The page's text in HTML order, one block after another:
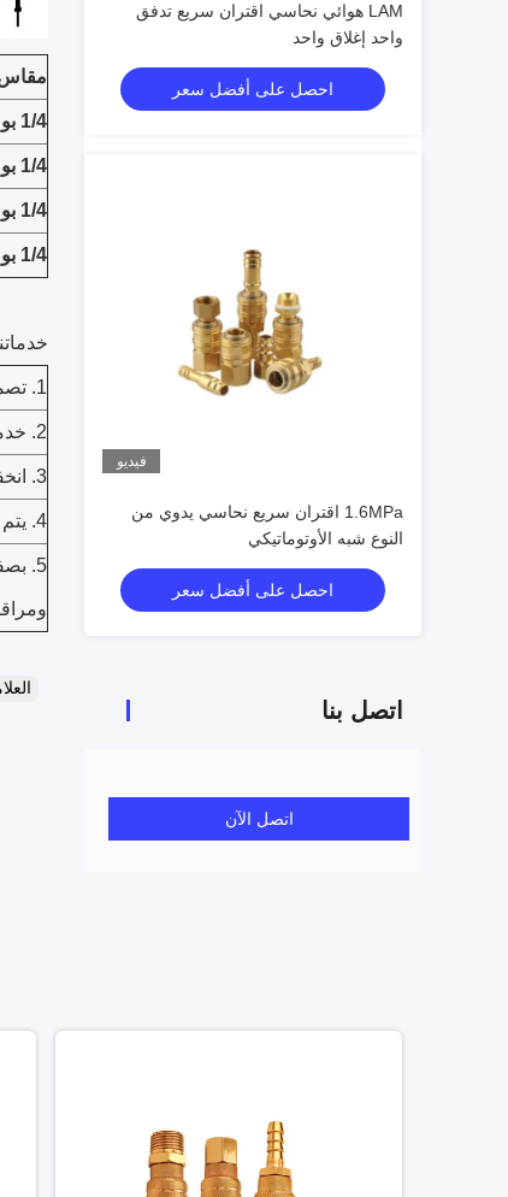
LAM هوائي نحاسي اقتران سريع تدفق
واحد إغلاق واحد
احصل على أفضل سعر
فيديو
1.6MPa اقتران سريع نحاسي يدوي من
النوع شبه الأوتوماتيكي
احصل على أفضل سعر
اتصل بنا
اتصل الآن
1/4 بوصة
1/4 بوصة
1/4 بوصة
1/4 بوصة
1. تصميم حسب الطلب ، OEM متاح.
2. خدمة ما بعد البيع المهنية في الوقت المناسب.
3. انخفاض موك ، الحزمة القياسية ، وسرعة التسليم.
4. يتم توفير خصم خاص وحماية لموزعينا.
5.